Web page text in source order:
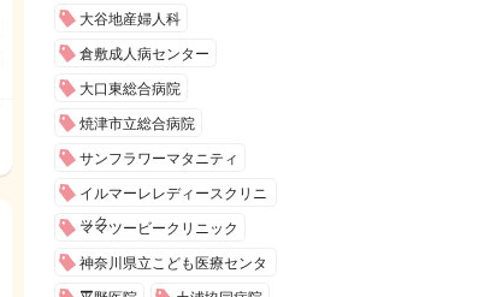
大谷地産婦人科
倉敷成人病センター
大口東総合病院
焼津市立総合病院
サンフラワーマタニティ
イルマーレレディースクリニ
ック
ママツービークリニック
神奈川県立こども医療センタ
ー